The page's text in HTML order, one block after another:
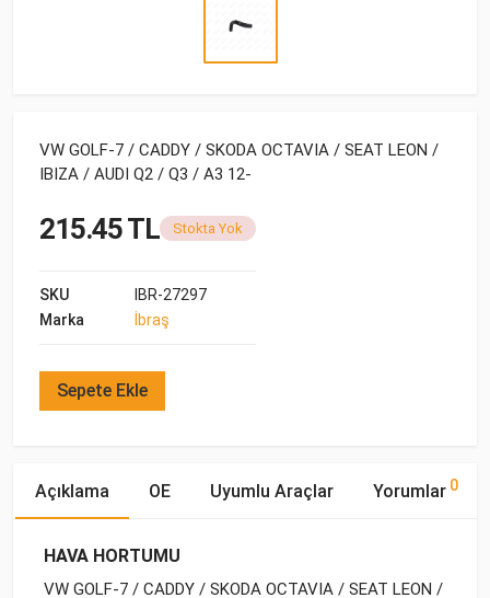
VW GOLF-7 / CADDY / SKODA OCTAVIA / SEAT LEON /
IBIZA / AUDI Q2 / Q3 / A3 12-
215.45 TL Stokta Yok
SKU
IBR-27297
Marka
İbraş
Sepete Ekle
Açıklama OE Uyumlu Araçlar Yorumlar 0
HAVA HORTUMU
VW GOLF-7 / CADDY / SKODA OCTAVIA / SEAT LEON /